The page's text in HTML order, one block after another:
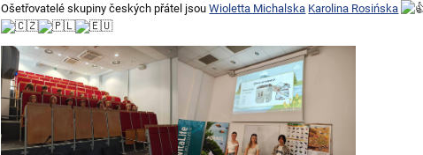
Ošetřovatelé skupiny českých přátel jsouWioletta Michalska Karolina Rosińska